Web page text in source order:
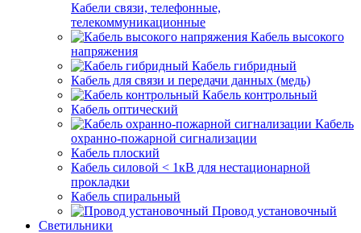
Кабели связи, телефонные,
телекоммуникационные
Кабель высокого
напряжения
Кабель гибридный
Кабель для связи и передачи данных (медь)
Кабель контрольный
Кабель оптический
Кабель
охранно-пожарной сигнализации
Кабель плоский
Кабель силовой < 1кВ для нестационарной
прокладки
Кабель спиральный
Провод установочный
Светильники